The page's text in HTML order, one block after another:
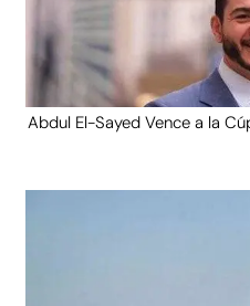
Abdul El-Sayed Vence a la